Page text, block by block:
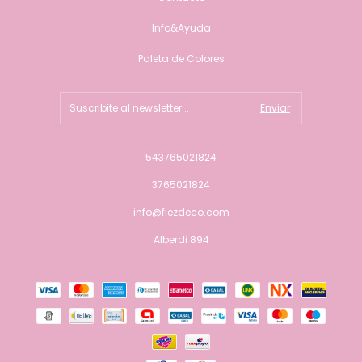
Info&Ayuda
Paleta de Colores
543765021824
3765021824
info@fiezdeco.com
Alberdi 894